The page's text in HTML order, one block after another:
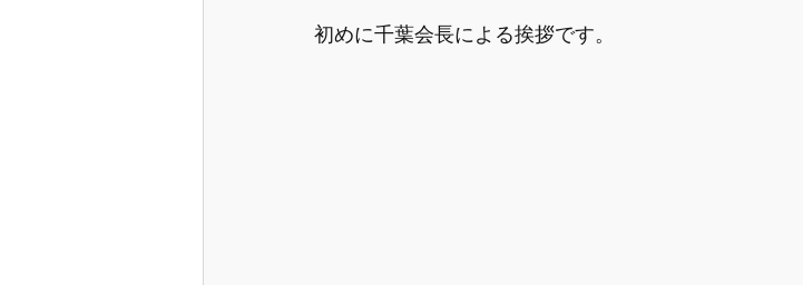
初めに千葉会長による挨拶です。